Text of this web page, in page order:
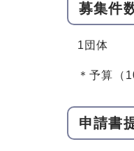
募集件
1団体
＊予算（
申請書